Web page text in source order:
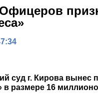
суд г. Кирова вынес
в размере 16